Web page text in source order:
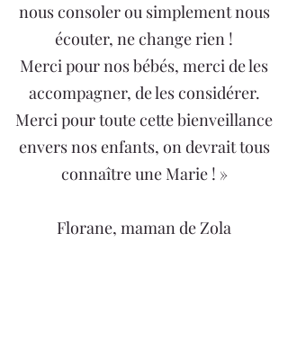
nous consoler ou simplement nous
écouter, ne change rien !
Merci pour nos bébés, merci de les
accompagner, de les considérer.
Merci pour toute cette bienveillance
envers nos enfants, on devrait tous
connaître une Marie ! »
Florane, maman de Zola